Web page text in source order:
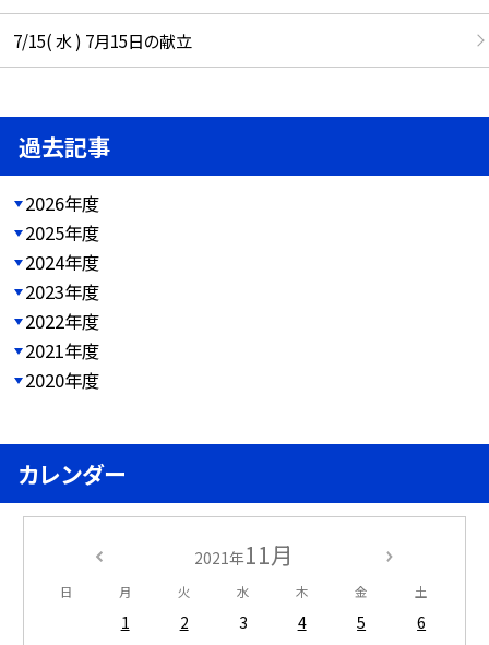
7/15( 水 ) 7月15日の献立
過去記事
2026年度
2025年度
2024年度
2023年度
2022年度
2021年度
2020年度
カレンダー
2021年11月
日 月 火 水 木 金 土
1 2 3 4 5
6